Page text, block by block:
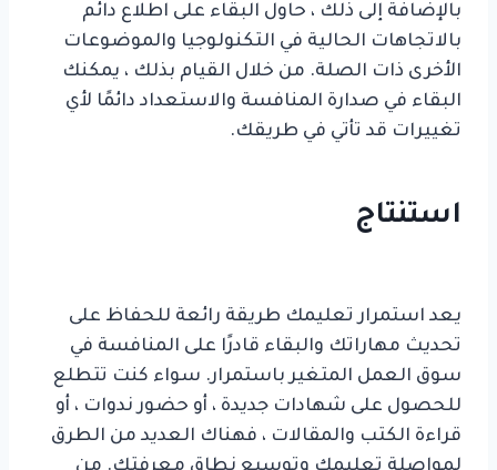
بالإضافة إلى ذلك ، حاول البقاء على اطلاع دائم
بالاتجاهات الحالية في التكنولوجيا والموضوعات
الأخرى ذات الصلة. من خلال القيام بذلك ، يمكنك
البقاء في صدارة المنافسة والاستعداد دائمًا لأي
تغييرات قد تأتي في طريقك.
استنتاج
يعد استمرار تعليمك طريقة رائعة للحفاظ على
تحديث مهاراتك والبقاء قادرًا على المنافسة في
سوق العمل المتغير باستمرار. سواء كنت تتطلع
للحصول على شهادات جديدة ، أو حضور ندوات ، أو
قراءة الكتب والمقالات ، فهناك العديد من الطرق